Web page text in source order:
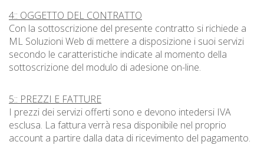
4:: OGGETTO DEL CONTRATTO
Con la sottoscrizione del presente contratto si richiede a
ML Soluzioni Web di mettere a disposizione i suoi servizi
secondo le caratteristiche indicate al momento della
sottoscrizione del modulo di adesione on-line.
5:: PREZZI E FATTURE
I prezzi dei servizi offerti sono e devono intedersi IVA
esclusa. La fattura verrà resa disponibile nel proprio
account a partire dalla data di ricevimento del pagamento.